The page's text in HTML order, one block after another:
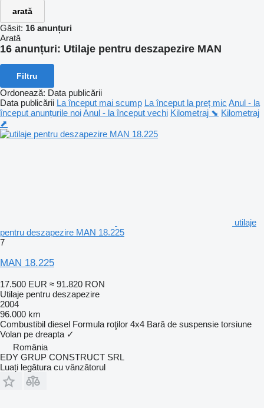
arată
Găsit: 16 anunțuri
Arată
16 anunțuri: Utilaje pentru deszapezire MAN
Filtru
Ordonează: Data publicării
Data publicării La început mai scump La început la preț mic Anul - la
început anunțurile noiAnul - la început vechi Kilometraj ⬊ Kilometraj
⬈
utilaje
pentru deszapezire MAN 18.225
7
MAN 18.225
17.500 EUR ≈ 91.820 RON
Utilaje pentru deszapezire
2004
96.000 km
Combustibil diesel Formula roţilor 4x4 Bară de suspensie torsiune
Volan pe dreapta ✓
România
EDY GRUP CONSTRUCT SRL
Luați legătura cu vânzătorul